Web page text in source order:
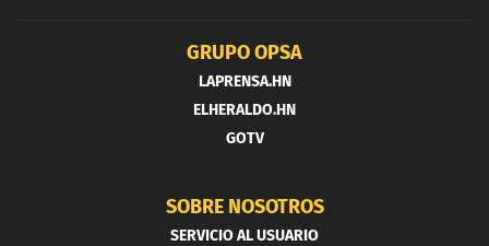
GRUPO OPSA
LAPRENSA.HN
ELHERALDO.HN
GOTV
SOBRE NOSOTROS
SERVICIO AL USUARIO